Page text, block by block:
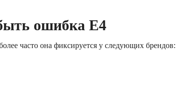
ошибка E4
часто она фиксируется у следующих брендов: